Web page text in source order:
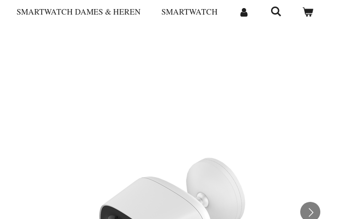
SMARTWATCH DAMES & HEREN
SMARTWATCH